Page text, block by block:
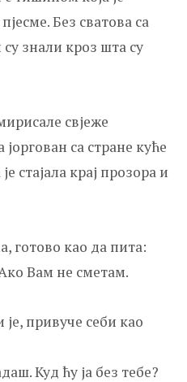
Без сватова са
знали кроз шта су
свјеже
са стране куће
стајала крај прозора и
готово као да пита:
Вам не сметам.
је, привуче себи као
Куд ћу ја без тебе?